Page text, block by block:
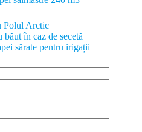
Polul Arctic
în caz de secetă
sărate pentru irigații